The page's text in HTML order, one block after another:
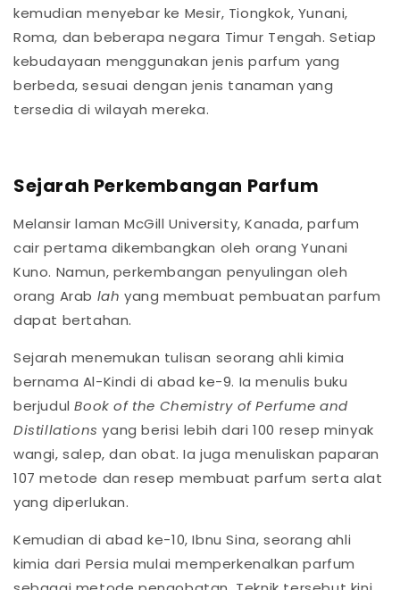
kemudian menyebar ke Mesir, Tiongkok, Yunani,
Roma, dan beberapa negara Timur Tengah. Setiap
kebudayaan menggunakan jenis parfum yang
berbeda, sesuai dengan jenis tanaman yang
tersedia di wilayah mereka.
Sejarah Perkembangan Parfum
Melansir laman McGill University, Kanada, parfum
cair pertama dikembangkan oleh orang Yunani
Kuno. Namun, perkembangan penyulingan oleh
orang Arab lah yang membuat pembuatan parfum
dapat bertahan.
Sejarah menemukan tulisan seorang ahli kimia
bernama Al-Kindi di abad ke-9. Ia menulis buku
berjudul Book of the Chemistry of Perfume and
Distillationsyang berisi lebih dari 100 resep minyak
wangi, salep, dan obat. Ia juga menuliskan paparan
107 metode dan resep membuat parfum serta alat
yang diperlukan.
Kemudian di abad ke-10, Ibnu Sina, seorang ahli
kimia dari Persia mulai memperkenalkan parfum